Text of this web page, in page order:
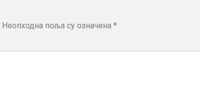
Неопходна поља су означена *